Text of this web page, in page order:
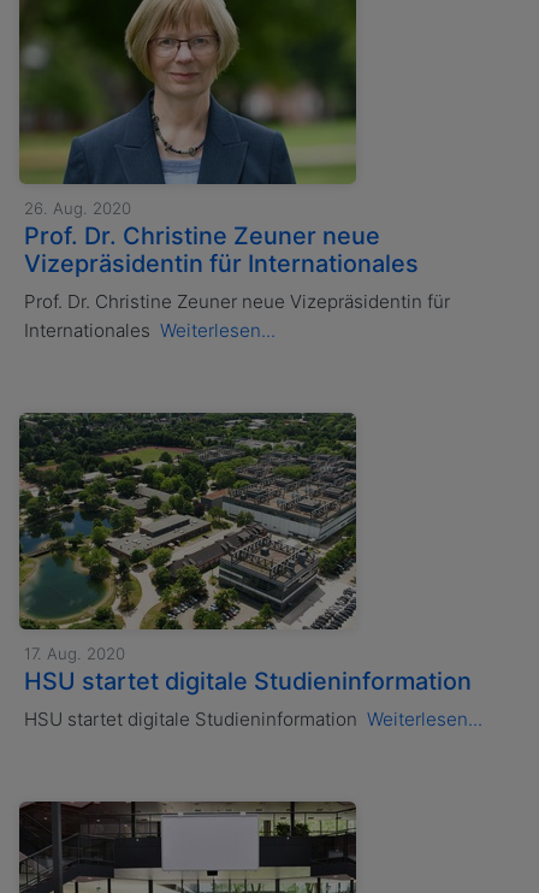
26. Aug. 2020
Prof. Dr. Christine Zeuner neue
Vizepräsidentin für Internationales
Prof. Dr. Christine Zeuner neue Vizepräsidentin für
Internationales Weiterlesen...
17. Aug. 2020
HSU startet digitale Studieninformation
HSU startet digitale Studieninformation Weiterlesen...